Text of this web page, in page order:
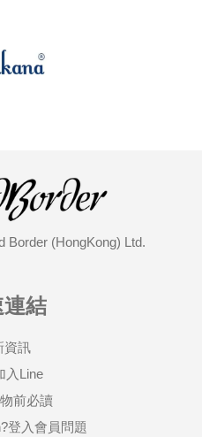
Border (HongKong) Ltd.
結
資訊
入Line
前必讀
登入會員問題